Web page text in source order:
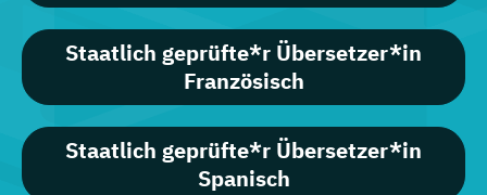
Staatlich geprüfte*r Übersetzer*in
Französisch
Staatlich geprüfte*r Übersetzer*in
Spanisch